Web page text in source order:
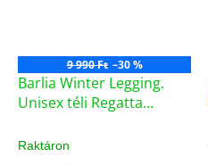
9 990 Ft –30 %
Barlia Winter Legging.
Unisex téli Regatta
(75500/L-6)
Raktáron